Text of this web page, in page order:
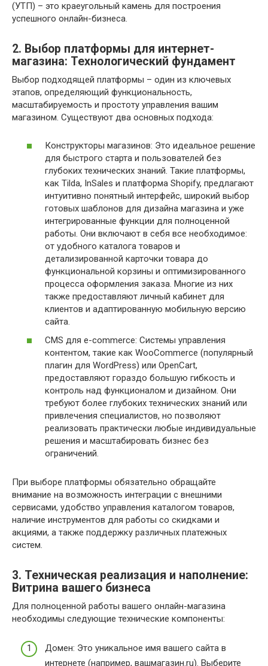
(УТП) – это краеугольный камень для построения
успешного онлайн-бизнеса.
2. Выбор платформы для интернет-
магазина: Технологический фундамент
Выбор подходящей платформы – один из ключевых
этапов, определяющий функциональность,
масштабируемость и простоту управления вашим
магазином. Существуют два основных подхода:
Конструкторы магазинов: Это идеальное решение
для быстрого старта и пользователей без
глубоких технических знаний. Такие платформы,
как Tilda, InSales и платформа Shopify, предлагают
интуитивно понятный интерфейс, широкий выбор
готовых шаблонов для дизайна магазина и уже
интегрированные функции для полноценной
работы. Они включают в себя все необходимое:
от удобного каталога товаров и
детализированной карточки товара до
функциональной корзины и оптимизированного
процесса оформления заказа. Многие из них
также предоставляют личный кабинет для
клиентов и адаптированную мобильную версию
сайта.
CMS для e-commerce: Системы управления
контентом, такие как WooCommerce (популярный
плагин для WordPress) или OpenCart,
предоставляют гораздо большую гибкость и
контроль над функционалом и дизайном. Они
требуют более глубоких технических знаний или
привлечения специалистов, но позволяют
реализовать практически любые индивидуальные
решения и масштабировать бизнес без
ограничений.
При выборе платформы обязательно обращайте
внимание на возможность интеграции с внешними
сервисами, удобство управления каталогом товаров,
наличие инструментов для работы со скидками и
акциями, а также поддержку различных платежных
систем.
3. Техническая реализация и наполнение:
Витрина вашего бизнеса
Для полноценной работы вашего онлайн-магазина
необходимы следующие технические компоненты:
Домен: Это уникальное имя вашего сайта в
интернете (например, вашмагазин.ru). Выберите